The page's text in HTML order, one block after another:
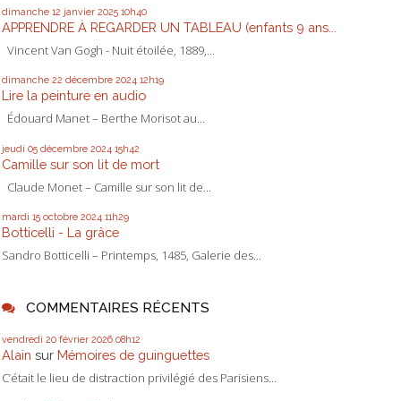
dimanche 12 janvier 2025 10h40
APPRENDRE À REGARDER UN TABLEAU (enfants 9 ans...
Vincent Van Gogh - Nuit étoilée, 1889,...
dimanche 22 décembre 2024 12h19
Lire la peinture en audio
Édouard Manet – Berthe Morisot au...
jeudi 05 décembre 2024 15h42
Camille sur son lit de mort
Claude Monet – Camille sur son lit de...
mardi 15 octobre 2024 11h29
Botticelli - La grâce
Sandro Botticelli – Printemps, 1485, Galerie des...
COMMENTAIRES RÉCENTS
vendredi 20 février 2026 08h12
Alain sur Mémoires de guinguettes
C’était le lieu de distraction privilégié des Parisiens...